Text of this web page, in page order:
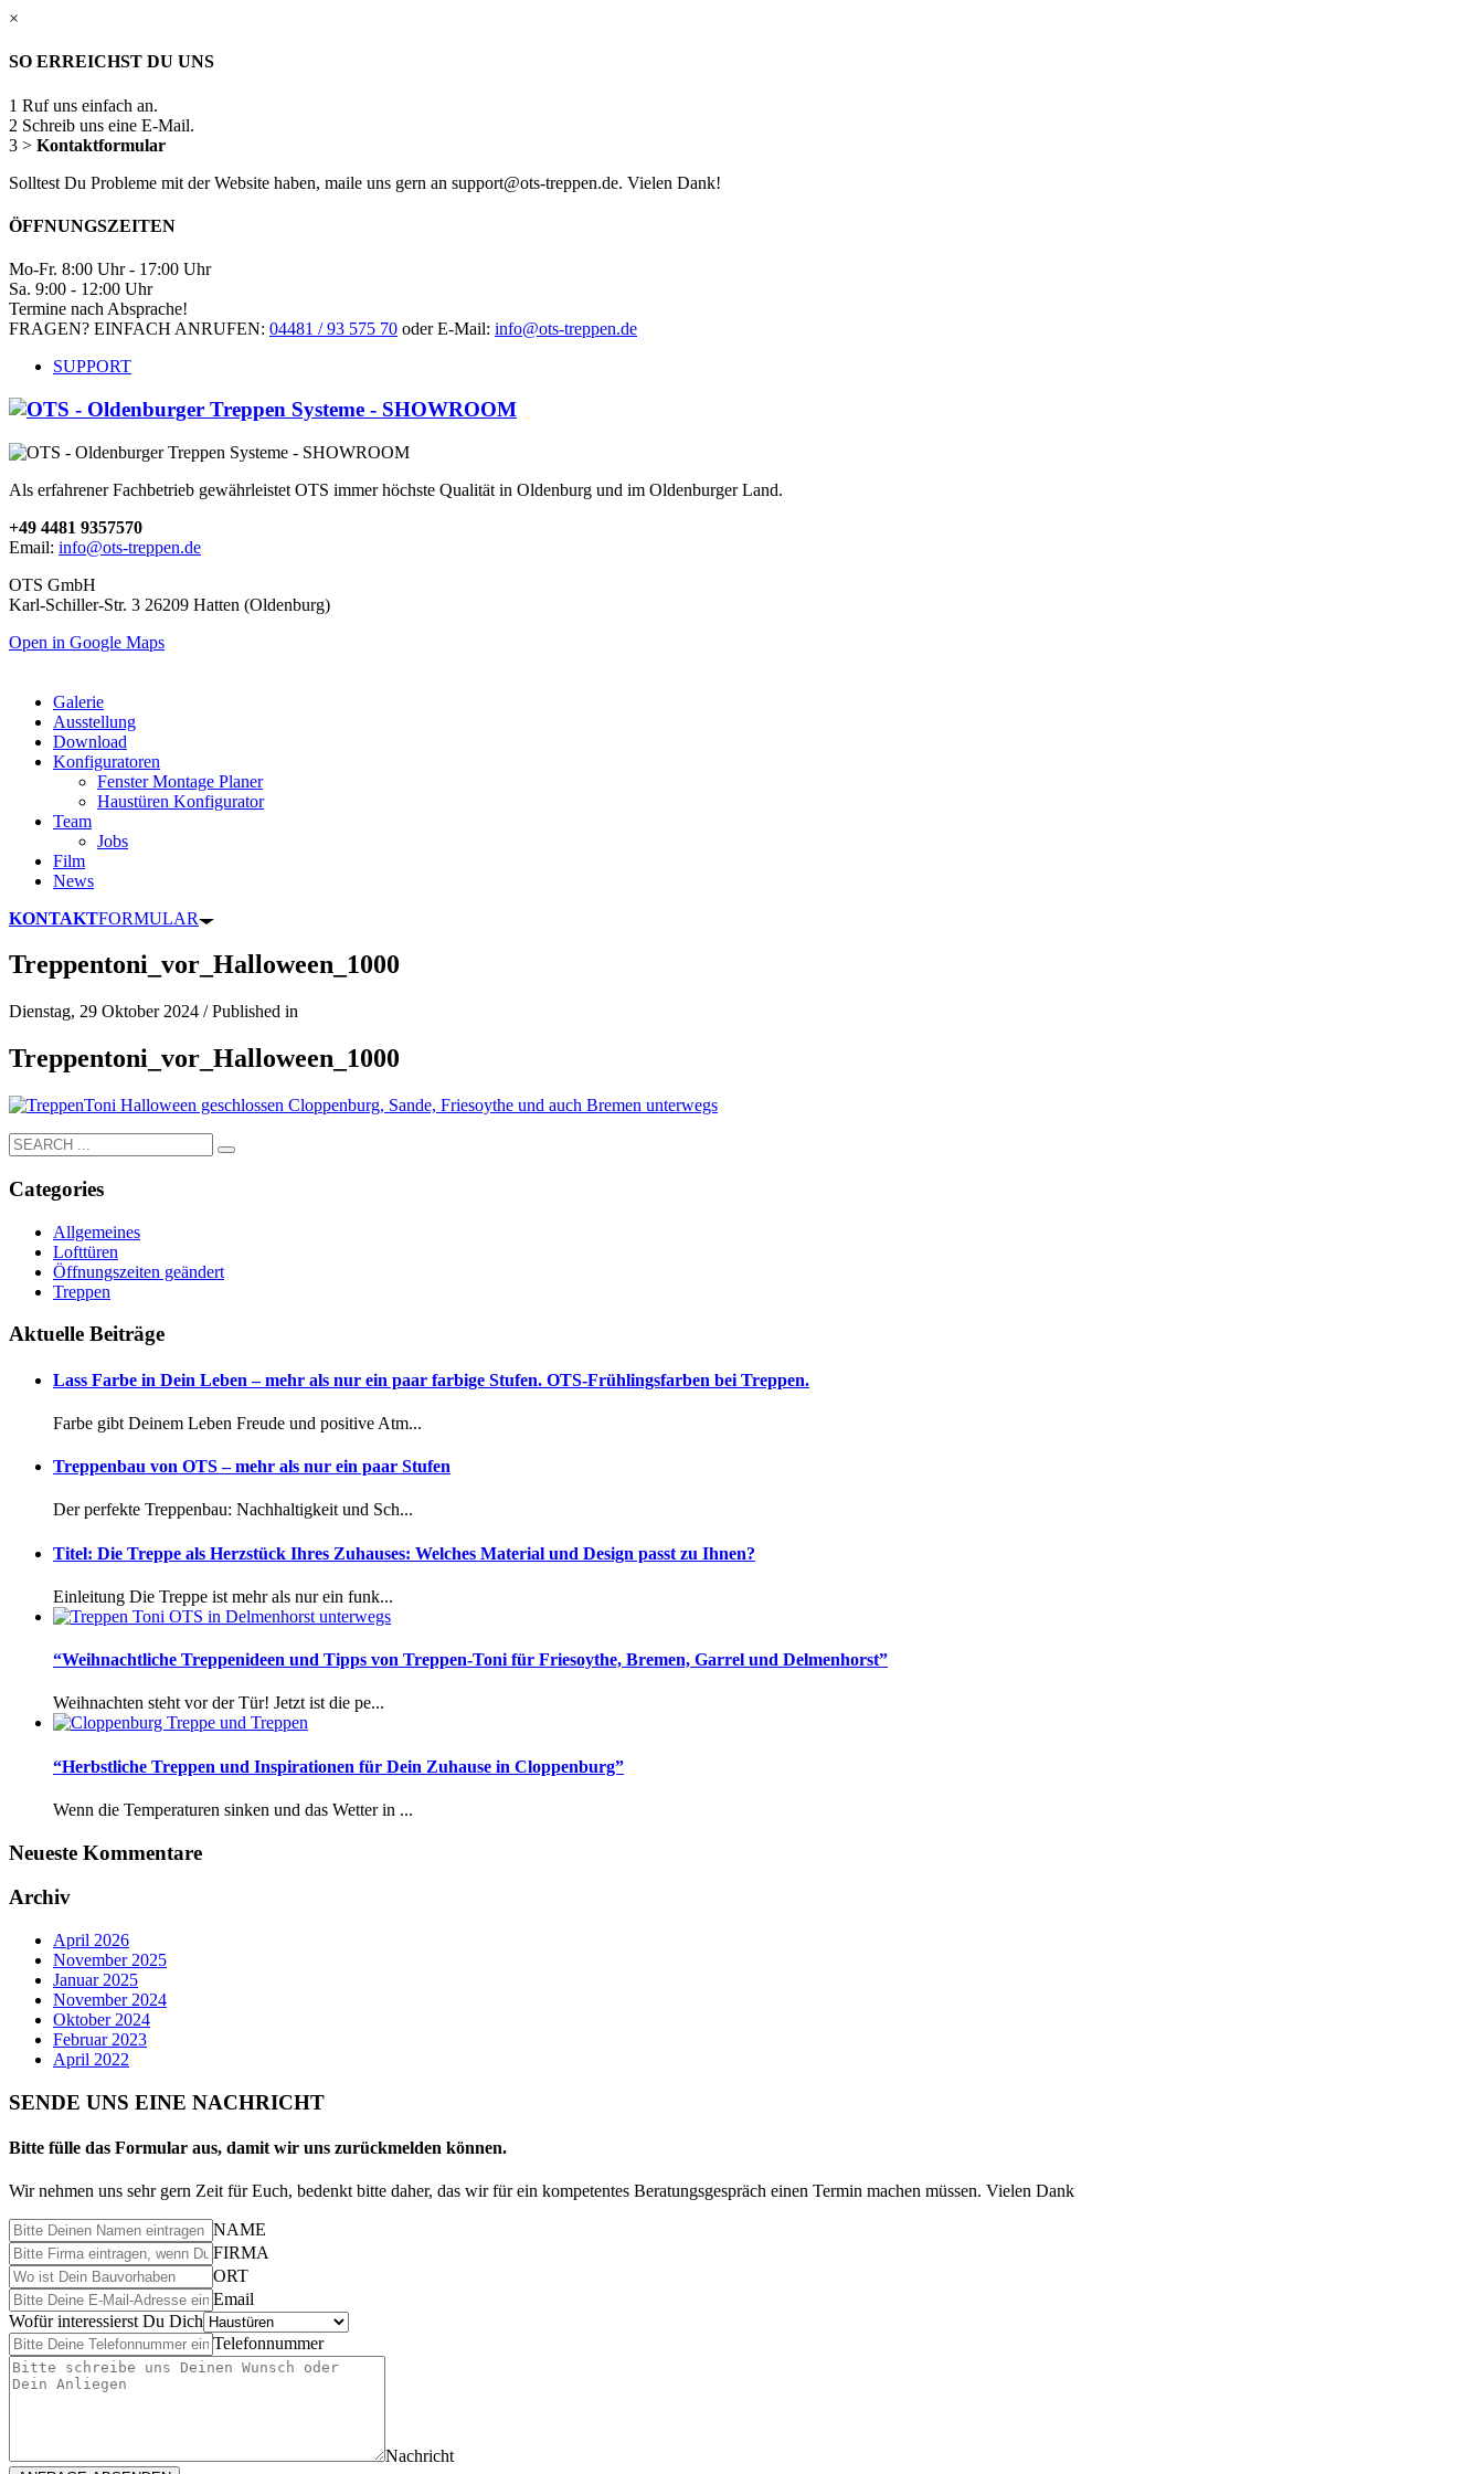
×
SO ERREICHST DU UNS
1 Ruf uns einfach an.
2 Schreib uns eine E-Mail.
3 > Kontaktformular
Solltest Du Probleme mit der Website haben, maile uns gern an support@ots-treppen.de. Vielen Dank!
ÖFFNUNGSZEITEN
Mo-Fr. 8:00 Uhr - 17:00 Uhr
Sa. 9:00 - 12:00 Uhr
Termine nach Absprache!
FRAGEN? EINFACH ANRUFEN: 04481 / 93 575 70 oder E-Mail: info@ots-treppen.de
SUPPORT
Als erfahrener Fachbetrieb gewährleistet OTS immer höchste Qualität in Oldenburg und im Oldenburger Land.
+49 4481 9357570
Email: info@ots-treppen.de
OTS GmbH
Karl-Schiller-Str. 3 26209 Hatten (Oldenburg)
Open in Google Maps
Galerie
Ausstellung
Download
Konfiguratoren
Fenster Montage Planer
Haustüren Konfigurator
Team
Jobs
Film
News
KONTAKTFORMULAR
Treppentoni_vor_Halloween_1000
Dienstag, 29 Oktober 2024 /Published in
Treppentoni_vor_Halloween_1000
Categories
Allgemeines
Lofttüren
Öffnungszeiten geändert
Treppen
Aktuelle Beiträge
Lass Farbe in Dein Leben – mehr als nur ein paar farbige Stufen. OTS-Frühlingsfarben bei Treppen.
Farbe gibt Deinem Leben Freude und positive Atm...
Treppenbau von OTS – mehr als nur ein paar Stufen
Der perfekte Treppenbau: Nachhaltigkeit und Sch...
Titel: Die Treppe als Herzstück Ihres Zuhauses: Welches Material und Design passt zu Ihnen?
Einleitung Die Treppe ist mehr als nur ein funk...
“Weihnachtliche Treppenideen und Tipps von Treppen-Toni für Friesoythe, Bremen, Garrel und Delmenhorst”
Weihnachten steht vor der Tür! Jetzt ist die pe...
“Herbstliche Treppen und Inspirationen für Dein Zuhause in Cloppenburg”
Wenn die Temperaturen sinken und das Wetter in ...
Neueste Kommentare
Archiv
April 2026
November 2025
Januar 2025
November 2024
Oktober 2024
Februar 2023
April 2022
SENDE UNS EINE NACHRICHT
Bitte fülle das Formular aus, damit wir uns zurückmelden können.
Wir nehmen uns sehr gern Zeit für Euch, bedenkt bitte daher, das wir für ein kompetentes Beratungsgespräch einen Termin machen müssen. Vielen Dank
NAME
FIRMA
ORT
Email
Wofür interessierst Du Dich
Telefonnummer
Nachricht